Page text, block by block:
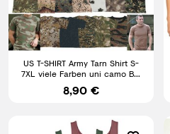
US T-SHIRT Army Tarn Shirt S-
7XL viele Farben uni camo BW
Bundeswehr Tarnshirt
8,90 €